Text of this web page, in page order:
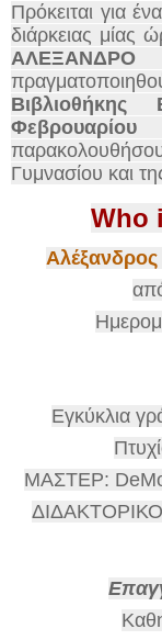
Πρόκειται για
διάρκειας μίας
ΑΛΕΞΑΝΔΡΟ
Βιβλιοθήκης
Γυμνασίου και
Who
Αλέξανδρος
Εγκύκλια
ΜΑΣΤΕΡ: